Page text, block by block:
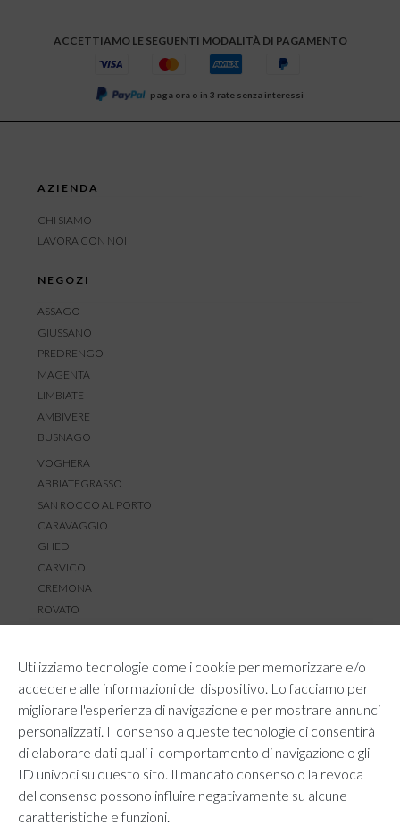
Utilizziamo tecnologie come i cookie per memorizzare e/o
accedere alle informazioni del dispositivo. Lo facciamo per
migliorare l'esperienza di navigazione e per mostrare annunci
personalizzati. Il consenso a queste tecnologie ci consentirà
di elaborare dati quali il comportamento di navigazione o gli
ID univoci su questo sito. Il mancato consenso o la revoca
del consenso possono influire negativamente su alcune
caratteristiche e funzioni.
ACCETTIAMO LE SEGUENTI MODALITÀ DI PAGAMENTO
paga ora o in 3 rate senza interessi
AZIENDA
CHI SIAMO
LAVORA CON NOI
NEGOZI
ASSAGO
GIUSSANO
PREDRENGO
MAGENTA
LIMBIATE
AMBIVERE
BUSNAGO
VOGHERA
ABBIATEGRASSO
SAN ROCCO AL PORTO
CARAVAGGIO
GHEDI
CARVICO
CREMONA
ROVATO
RESI E RIMBORSI
REGOLAMENTO LOYALTY
CONTATTACI